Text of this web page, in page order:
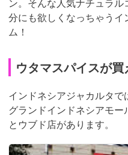
ン。そんな人気ナチュラ
分にも欲しくなっちゃう
ム！
ウタマスパイスが買
インドネシアジャカルタで
グランドインドネシアモ
とウブド店があります。